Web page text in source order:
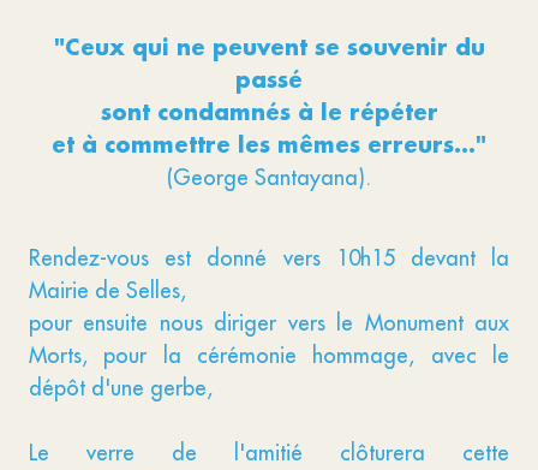
"Ceux qui ne peuvent se souvenir du
passé
sont condamnés à le répéter
et à commettre les mêmes erreurs..."
(George Santayana).
Rendez-vous est donné vers 10h15 devant la
Mairie de Selles,
pour ensuite nous diriger vers le Monument aux
Morts, pour la cérémonie hommage, avec le
dépôt d'une gerbe,
Le verre de l'amitié clôturera cette